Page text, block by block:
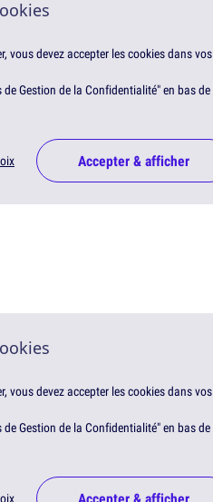
vous devez accepter les cookies dans vos
Gestion de la Confidentialité" en bas de
Accepter & afficher
vous devez accepter les cookies dans vos
Gestion de la Confidentialité" en bas de